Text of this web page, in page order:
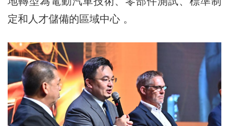
定和人才儲備的區域中心 。